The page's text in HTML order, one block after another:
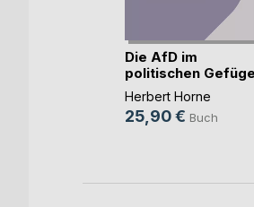
Die AfD im
politischen Gefüge
der (...)
Herbert Horne
25,90 € Buch